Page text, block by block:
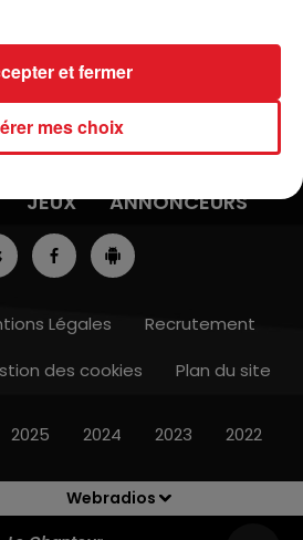
Webradios
RADIO
MÉDIAS
JEUX ANNONCEURS
Légales
Recrutement
des cookies Plan du site
2025 2024 2023 2022
mes choix
et fermer